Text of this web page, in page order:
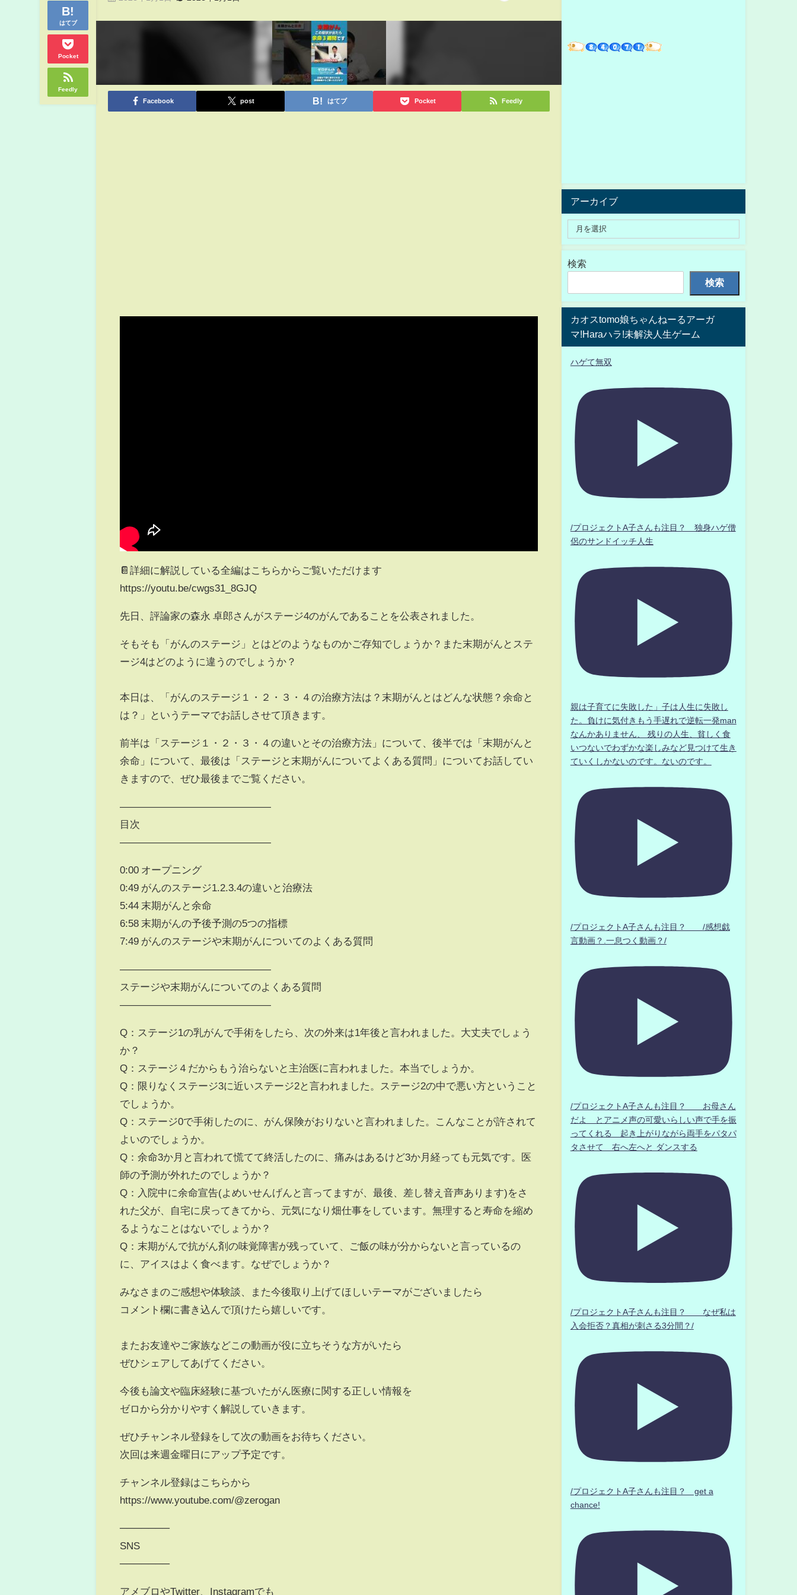
はてブ
Pocket
Feedly
Facebook post はてブ Pocket Feedly
📔詳細に解説している全編はこちらからご覧いただけます
https://youtu.be/cwgs31_8GJQ
先日、評論家の森永 卓郎さんがステージ4のがんであることを公表されました。
そもそも「がんのステージ」とはどのようなものかご存知でしょうか？また末期がんとステ
ージ4はどのように違うのでしょうか？
本日は、「がんのステージ１・２・３・４の治療方法は？末期がんとはどんな状態？余命と
は？」というテーマでお話しさせて頂きます。
前半は「ステージ１・２・３・４の違いとその治療方法」について、後半では「末期がんと
余命」について、最後は「ステージと末期がんについてよくある質問」についてお話してい
きますので、ぜひ最後までご覧ください。
———————————————
目次
———————————————
0:00 オープニング
0:49 がんのステージ1.2.3.4の違いと治療法
5:44 末期がんと余命
6:58 末期がんの予後予測の5つの指標
7:49 がんのステージや末期がんについてのよくある質問
———————————————
ステージや末期がんについてのよくある質問
———————————————
Q：ステージ1の乳がんで手術をしたら、次の外来は1年後と言われました。大丈夫でしょう
か？
Q：ステージ４だからもう治らないと主治医に言われました。本当でしょうか。
Q：限りなくステージ3に近いステージ2と言われました。ステージ2の中で悪い方ということ
でしょうか。
Q：ステージ0で手術したのに、がん保険がおりないと言われました。こんなことが許されて
よいのでしょうか。
Q：余命3か月と言われて慌てて終活したのに、痛みはあるけど3か月経っても元気です。医
師の予測が外れたのでしょうか？
Q：入院中に余命宣告(よめいせんげんと言ってますが、最後、差し替え音声あります)をさ
れた父が、自宅に戻ってきてから、元気になり畑仕事をしています。無理すると寿命を縮め
るようなことはないでしょうか？
Q：末期がんで抗がん剤の味覚障害が残っていて、ご飯の味が分からないと言っているの
に、アイスはよく食べます。なぜでしょうか？
みなさまのご感想や体験談、また今後取り上げてほしいテーマがございましたら
コメント欄に書き込んで頂けたら嬉しいです。
またお友達やご家族などこの動画が役に立ちそうな方がいたら
ぜひシェアしてあげてください。
今後も論文や臨床経験に基づいたがん医療に関する正しい情報を
ゼロから分かりやすく解説していきます。
ぜひチャンネル登録をして次の動画をお待ちください。
次回は来週金曜日にアップ予定です。
チャンネル登録はこちらから
https://www.youtube.com/@zerogan
───────
SNS
───────
アメブロやTwitter、Instagramでも
アーカイブ
検索
検索
カオスtomo娘ちゃんねーるアーガ
マ!Haraハラ!未解決人生ゲーム
ハゲて無双
/プロジェクトA子さんも注目？ 独身ハゲ僧
侶のサンドイッチ人生
親は子育てに失敗した」子は人生に失敗し
た。負けに気付きもう手遅れで逆転一発man
なんかありません、 残りの人生、貧しく食
いつないでわずかな楽しみなど見つけて生き
ていくしかないのです。ないのです。
/プロジェクトA子さんも注目？ /感想戯
言動画？.一息つく動画？/
/プロジェクトA子さんも注目？ お母さん
だよ とアニメ声の可愛いらしい声で手を振
ってくれる 起き上がりながら両手をパタパ
タさせて 右へ左へと ダンスする
/プロジェクトA子さんも注目？ なぜ私は
入会拒否？真相が刺さる3分間？/
/プロジェクトA子さんも注目？ get a
chance!